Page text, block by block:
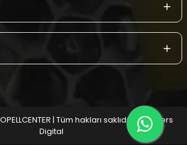
| Tüm hakları saklıdır.
| Reliefers
Digital